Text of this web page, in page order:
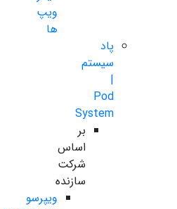
ویپ
ها
پاد
سیستم
|
Pod
System
بر
اساس
شرکت
سازنده
ویپرسو